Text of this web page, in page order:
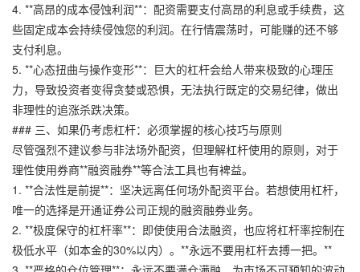
4. **高昂的成本侵蚀利润**：配资需要支付高昂的利息或手续费，这
些固定成本会持续侵蚀您的利润。在行情震荡时，可能赚的还不够
支付利息。
5. **心态扭曲与操作变形**：巨大的杠杆会给人带来极致的心理压
力，导致投资者变得贪婪或恐惧，无法执行既定的交易纪律，做出
非理性的追涨杀跌决策。
### 三、如果仍考虑杠杆：必须掌握的核心技巧与原则
尽管强烈不建议参与非法场外配资，但理解杠杆使用的原则，对于
理性使用券商**融资融券**等合法工具也有裨益。
1. **合法性是前提**：坚决远离任何场外配资平台。若想使用杠杆，
唯一的选择是开通证券公司正规的融资融券业务。
2. **极度保守的杠杆率**：即使使用合法融资，也应将杠杆率控制在
极低水平（如本金的30%以内）。**永远不要用杠杆去搏一把。**